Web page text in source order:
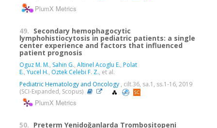
PlumX Metrics
49. Secondary hemophagocytic
lymphohistiocytosis in pediatric patients: a single
center experience and factors that influenced
patient prognosis
Oguz M. M., Sahin G., Altinel Acoglu E., Polat
E., Yucel H., Oztek Celebi F. Z., et al.
Pediatric Hematology and Oncology , cilt.36, sa.1, ss.1-16, 2019
(SCI-Expanded, Scopus)
PlumX Metrics
50. Preterm Yenidoğanlarda Trombositopeni